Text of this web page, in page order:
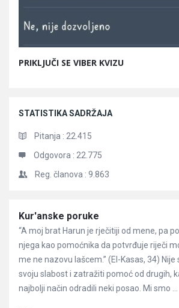
PRIKLJUČI SE VIBER KVIZU
STATISTIKA SADRŽAJA
Pitanja : 22.415
Odgovora : 22.775
Reg. članova : 9.863
Članci
Kur'anske poruke
“A moj brat Harun je rječitiji od mene, pa
njega kao pomoćnika da potvrđuje riječi
me ne nazovu lašcem.” (El-Kasas, 34)
svoju slabost i zatražiti pomoć od drugih,
najbolji način odradili neki posao. Mi smo ...